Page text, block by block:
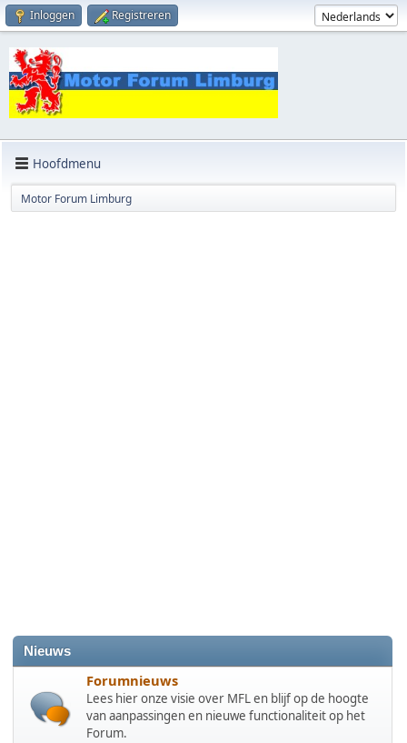
Inloggen Registreren
Hoofdmenu
Motor Forum Limburg
Nieuws
Forumnieuws
Lees hier onze visie over MFL en blijf op de hoogte
van aanpassingen en nieuwe functionaliteit op het
Forum.